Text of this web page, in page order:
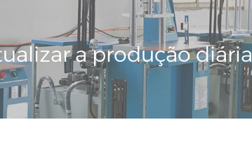
a produção diária